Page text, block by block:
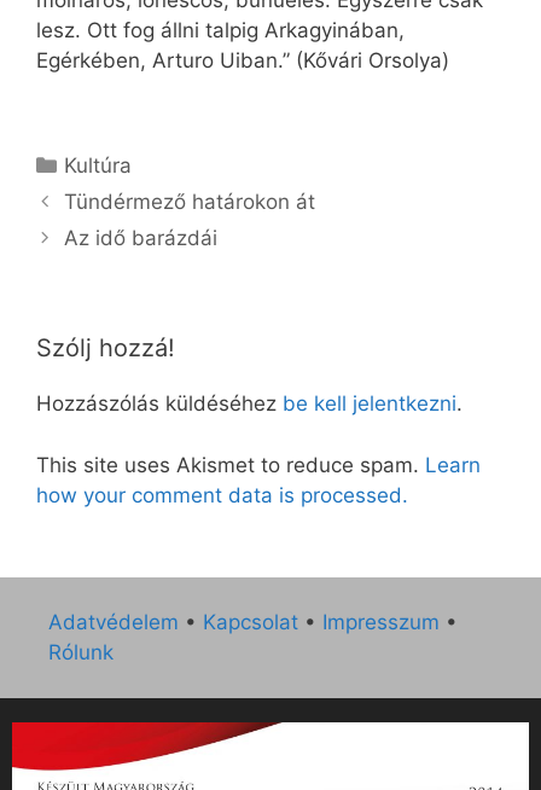
lesz. Ott fog állni talpig Arkagyinában,
Egérkében, Arturo Uiban.” (Kővári Orsolya)
Kategória
Kultúra
Tündérmező határokon át
Az idő barázdái
Szólj hozzá!
Hozzászólás küldéséhez be kell jelentkezni.
This site uses Akismet to reduce spam. Learn
how your comment data is processed.
Adatvédelem • Kapcsolat • Impresszum •
Rólunk